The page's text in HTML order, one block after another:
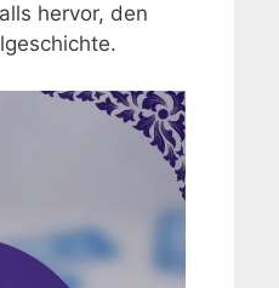
hervor, den